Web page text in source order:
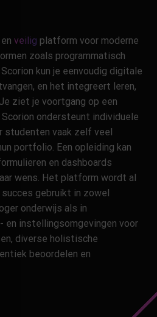
veilig platform voor moderne
zoals programmatisch
kun je eenvoudig digitale
en het integreert leren,
ziet je voortgang op een
ondersteunt individuele
studenten vaak zelf veel
portfolio. Een opleiding kan
en dashboards
wens. Het platform wordt al
gebruikt in zowel
onderwijs als in
instellingsomgevingen voor
diverse holistische
beoordelen en